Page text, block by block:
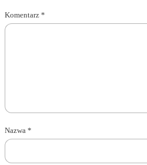
Komentarz *
Nazwa *